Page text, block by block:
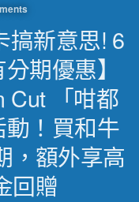
搞新意思! 6
期優惠】
Cut 「咁都
！買和牛
，額外享高
回贈